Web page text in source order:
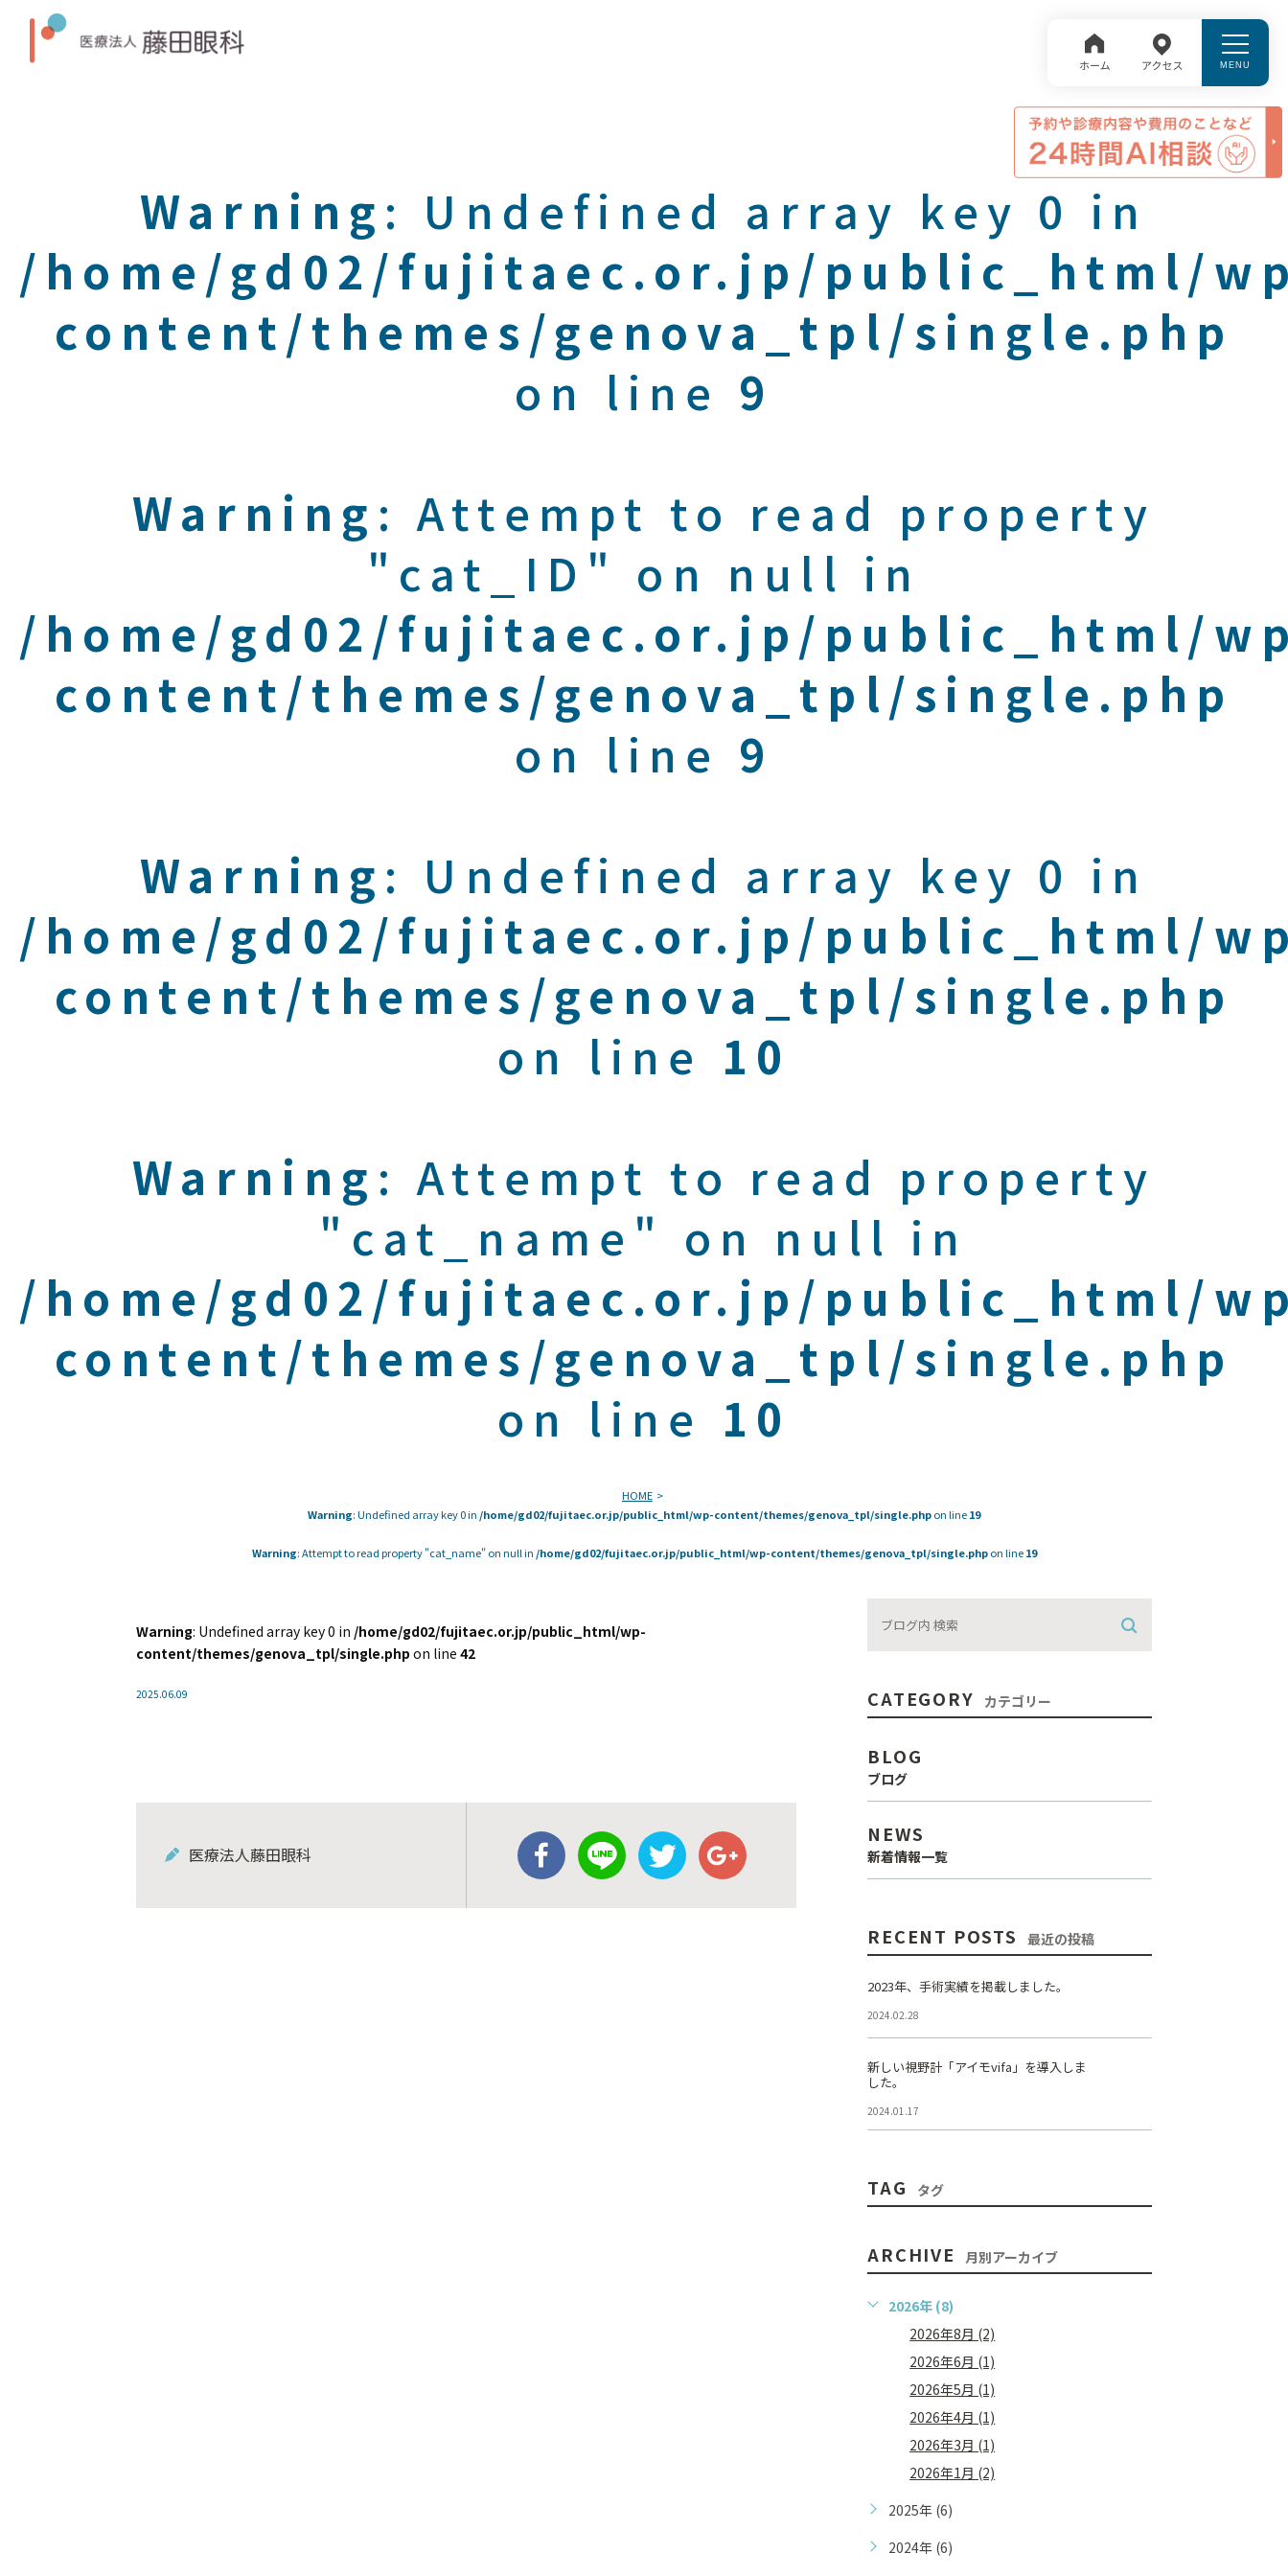
Warning: Undefined array key 0 in
/home/gd02/fujitaec.or.jp/public_html/
content/themes/genova_tpl/single.php
on line 9
Warning : Attempt to read property
"cat_ID" on null in
/home/gd02/fujitaec.or.jp/public_html/
content/themes/genova_tpl/single.php
on line 9
Warning: Undefined array key 0 in
/home/gd02/fujitaec.or.jp/public_html/
content/themes/genova_tpl/single.php
on line 10
Warning : Attempt to read property
"cat_name" on null in
/home/gd02/fujitaec.or.jp/public_html/
content/themes/genova_tpl/single.php
on line 10
HOME
Warning: Undefined array key 0 in /home/gd02/fujitaec.or.jp/public_html/wp-content/themes/genova_tpl/single.phpon line19
Warning: Attempt to read property "cat_name" on null in /home/gd02/fujitaec.or.jp/public_html/wp-content/themes/genova_tpl/single.phpon line19
Warning: Undefined array key 0 in /home/gd02/fujitaec.or.jp/public_html/wp-
content/themes/genova_tpl/single.php on line 42
2025.06.09
医療法人藤田眼科
CATEGORY カテゴリー
BLOG
ブログ
NEWS
新着情報一覧
RECENT POSTS 最近の投稿
2023年、手術実績を掲載しました。
2024.02.28
新しい視野計「アイモvifa」を導入しま
した。
2024.01.17
TAG タグ
ARCHIVE 月別アーカイブ
2026年 (8)
2026年8月 (2)
2026年6月 (1)
2026年5月 (1)
2026年4月 (1)
2026年3月 (1)
2026年1月 (2)
2025年 (6)
2024年 (6)